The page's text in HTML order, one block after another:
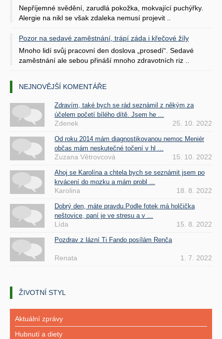
Nepříjemné svědění, zarudlá pokožka, mokvající puchýřky.
Alergie na nikl se však zdaleka nemusí projevit ..
Pozor na sedavé zaměstnání, trápí záda i křečové žíly
Mnoho lidí svůj pracovní den doslova „prosedí“. Sedavé
zaměstnání ale sebou přináší mnoho zdravotních riz ..
NEJNOVĚJŠÍ KOMENTÁŘE
Zdravím, také bych se rád seznámil z někým za
účelem početí bílého dítě. Jsem he ...
Zdenek 25. 10. 2022
Od roku 2014 mám diagnostikovanou nemoc Meniér
občas mám neskutečné točení v hl ...
Zuzana Větrovcová 15. 10. 2022
Ahoj se Karolína a chtela bych se seznámit jsem po
krvácení do mozku a mám probl ...
Karolina 18. 8. 2022
Dobrý den, máte pravdu.Podle fotek má holčička
neštovice, paní je ve stresu a v ...
Lída 15. 8. 2022
Pozdrav z lázní Ti Fando posílám Renča
Renata 1. 7. 2022
ŽIVOTNÍ STYL
Aktuální zprávy
Hubnutí a diety